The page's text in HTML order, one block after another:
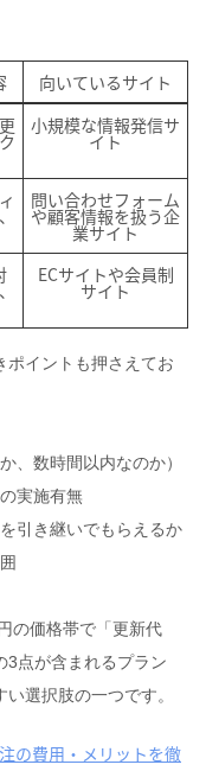
向いているサイト
小規模な情報発信サ
イト
問い合わせフォーム
や顧客情報を扱う企
業サイト
ECサイトや会員制
サイト
ポイントも押さえてお
、数時間以内なのか）
実施有無
引き継いでもらえるか
の価格帯で「更新代
3点が含まれるプラン
選択肢の一つです。
の費用・メリットを徹